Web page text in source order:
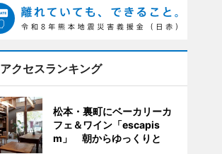
アクセスランキング
松本・裏町にベーカリーカ
フェ＆ワイン「escapis
m」 朝からゆっくりと